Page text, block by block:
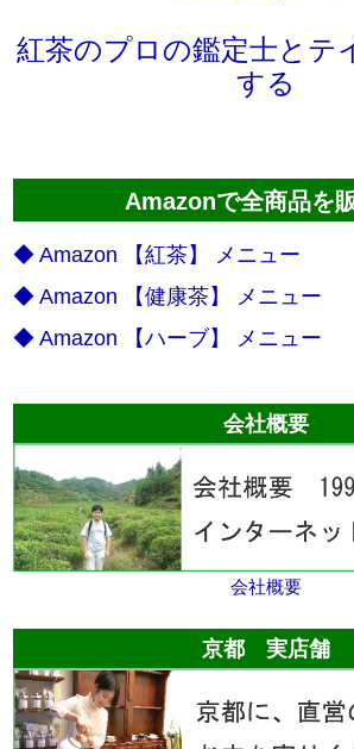
紅茶のプロの鑑定士とテ
する
Amazonで全商品を
◆ Amazon 【紅茶】 メニュー
◆ Amazon 【健康茶】 メニュー
◆ Amazon 【ハーブ】 メニュー
会社概要
会社概要
京都 実店舗